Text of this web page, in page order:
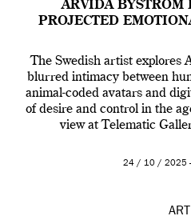
ARVIDA BYSTRÖM
PROJECTED
The Swedish artist explores
blurred intimacy between
animal-coded avatars and
of desire and control in the
view at Telematic
24 / 10 / 2025
ART